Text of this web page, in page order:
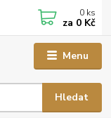
Menu
Hledat
0 ks
za 0 Kč